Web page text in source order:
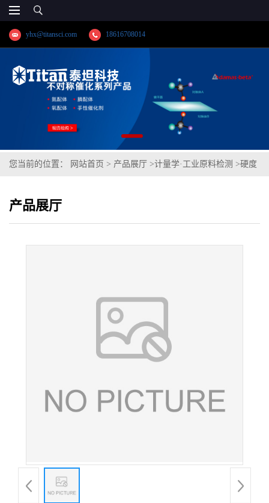
yhx@titansci.com 18616708014
您当前的位置： 网站首页 > 产品展厅 >计量学·工业原料检测 >硬度
产品展厅